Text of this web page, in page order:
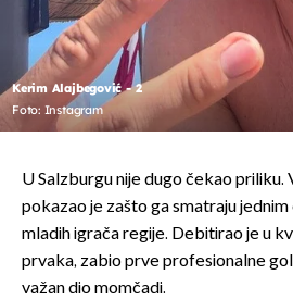
Kerim Alajbegović - 2
Foto: Instagram
U Salzburgu nije dugo čekao priliku.
pokazao je zašto ga smatraju
mladih igrača regije. Debitirao je u
prvaka, zabio prve profesionalne
važan dio momčadi.